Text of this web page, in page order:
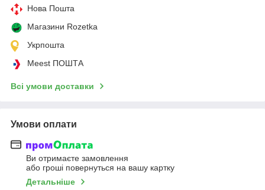
Нова Пошта
Магазини Rozetka
Укрпошта
Meest ПОШТА
Всі умови доставки
Умови оплати
Ви отримаєте замовлення
або гроші повернуться на вашу картку
Детальніше